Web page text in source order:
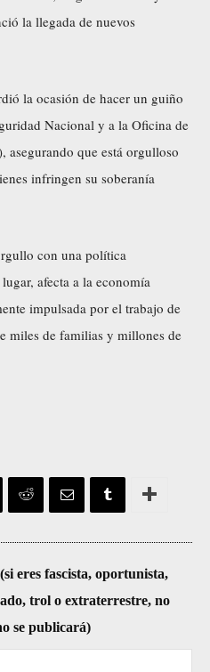
la llegada de nuevos
la ocasión de hacer un guiño
Nacional y a la Oficina de
asegurando que está orgulloso
infringen su soberanía
con una política
afecta a la economía
impulsada por el trabajo de
miles de familias y millones de
eres fascista, oportunista,
trol o extraterrestre, no
se publicará)